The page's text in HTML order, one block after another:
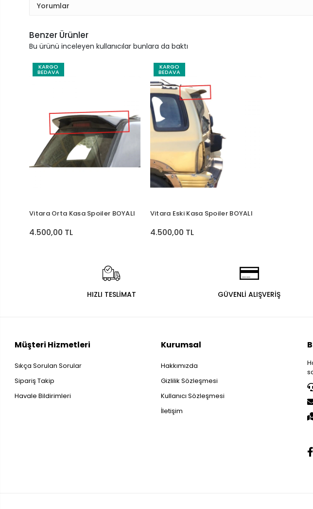
Yorumlar
Benzer Ürünler
Bu ürünü inceleyen kullanıcılar bunlara da baktı
KARGO
BEDAVA
Vitara Orta Kasa Spoiler BOYALI
4.500,00 TL
KARGO
BEDAVA
Vitara Eski Kasa Spoiler BOYALI
4.500,00 TL
HIZLI TESLİMAT GÜVENLİ ALIŞVERİŞ
Müşteri Hizmetleri
Sıkça Sorulan Sorular
Sipariş Takip
Havale Bildirimleri
Kurumsal
Hakkımızda
Gizlilik Sözleşmesi
Kullanıcı Sözleşmesi
İletişim